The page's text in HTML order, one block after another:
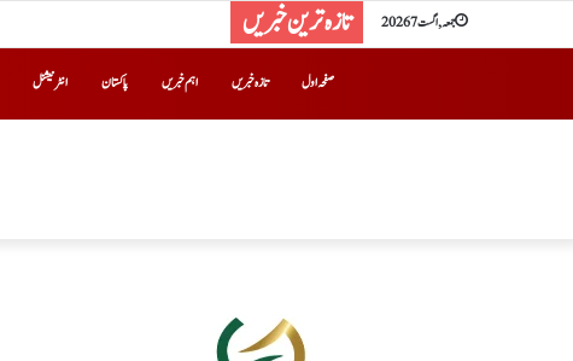
جمعہ, اگست 7 2026 تازہ ترین خبریں
صفحہ اول تازہ خبریں اہم خبریں پاکستان انٹرنیشنل